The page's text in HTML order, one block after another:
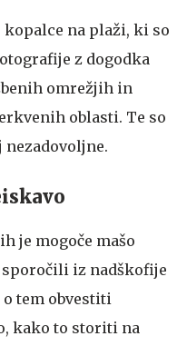
kopalce na plaži, ki so
z dogodka
omrežjih in
oblasti. Te so
je mogoče mašo
sporočili iz nadškofije
tem obvestiti
kako to storiti na